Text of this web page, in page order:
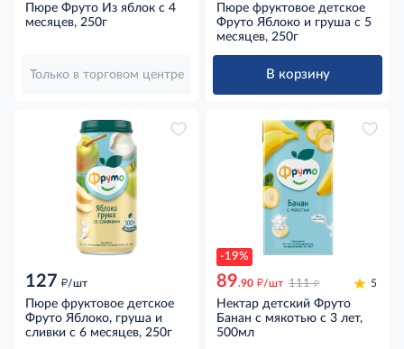
Пюре Фруто Из яблок с 4
месяцев, 250г
Только в торговом центре
Пюре фруктовое детское
Фруто Яблоко и груша с 5
месяцев, 250г
В корзину
127 д/шт
Пюре фруктовое детское
Фруто Яблоко, груша и
сливки с 6 месяцев, 250г
-19%
89.90 д/шт 111 д 5
Нектар детский Фруто
Банан с мякотью с 3 лет,
500мл